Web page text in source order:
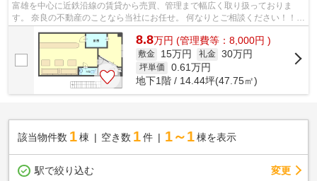
富雄を中心に近鉄沿線の賃貸から売買、管理まで幅広く取り扱っておりま
す。 奈良の不動産のことなら当社にお任せ。 何なりとご相談ください！！
その他沿線の物件も取り扱っております...
8.8万円 (管理費等：8,000円 )
敷金 15万円 礼金 30万円
坪単価 0.61万円
地下1階 / 14.44坪(47.75㎡)
該当物件数 1棟 空き数 1 件 1～1 棟を表示
駅で絞り込む 変更